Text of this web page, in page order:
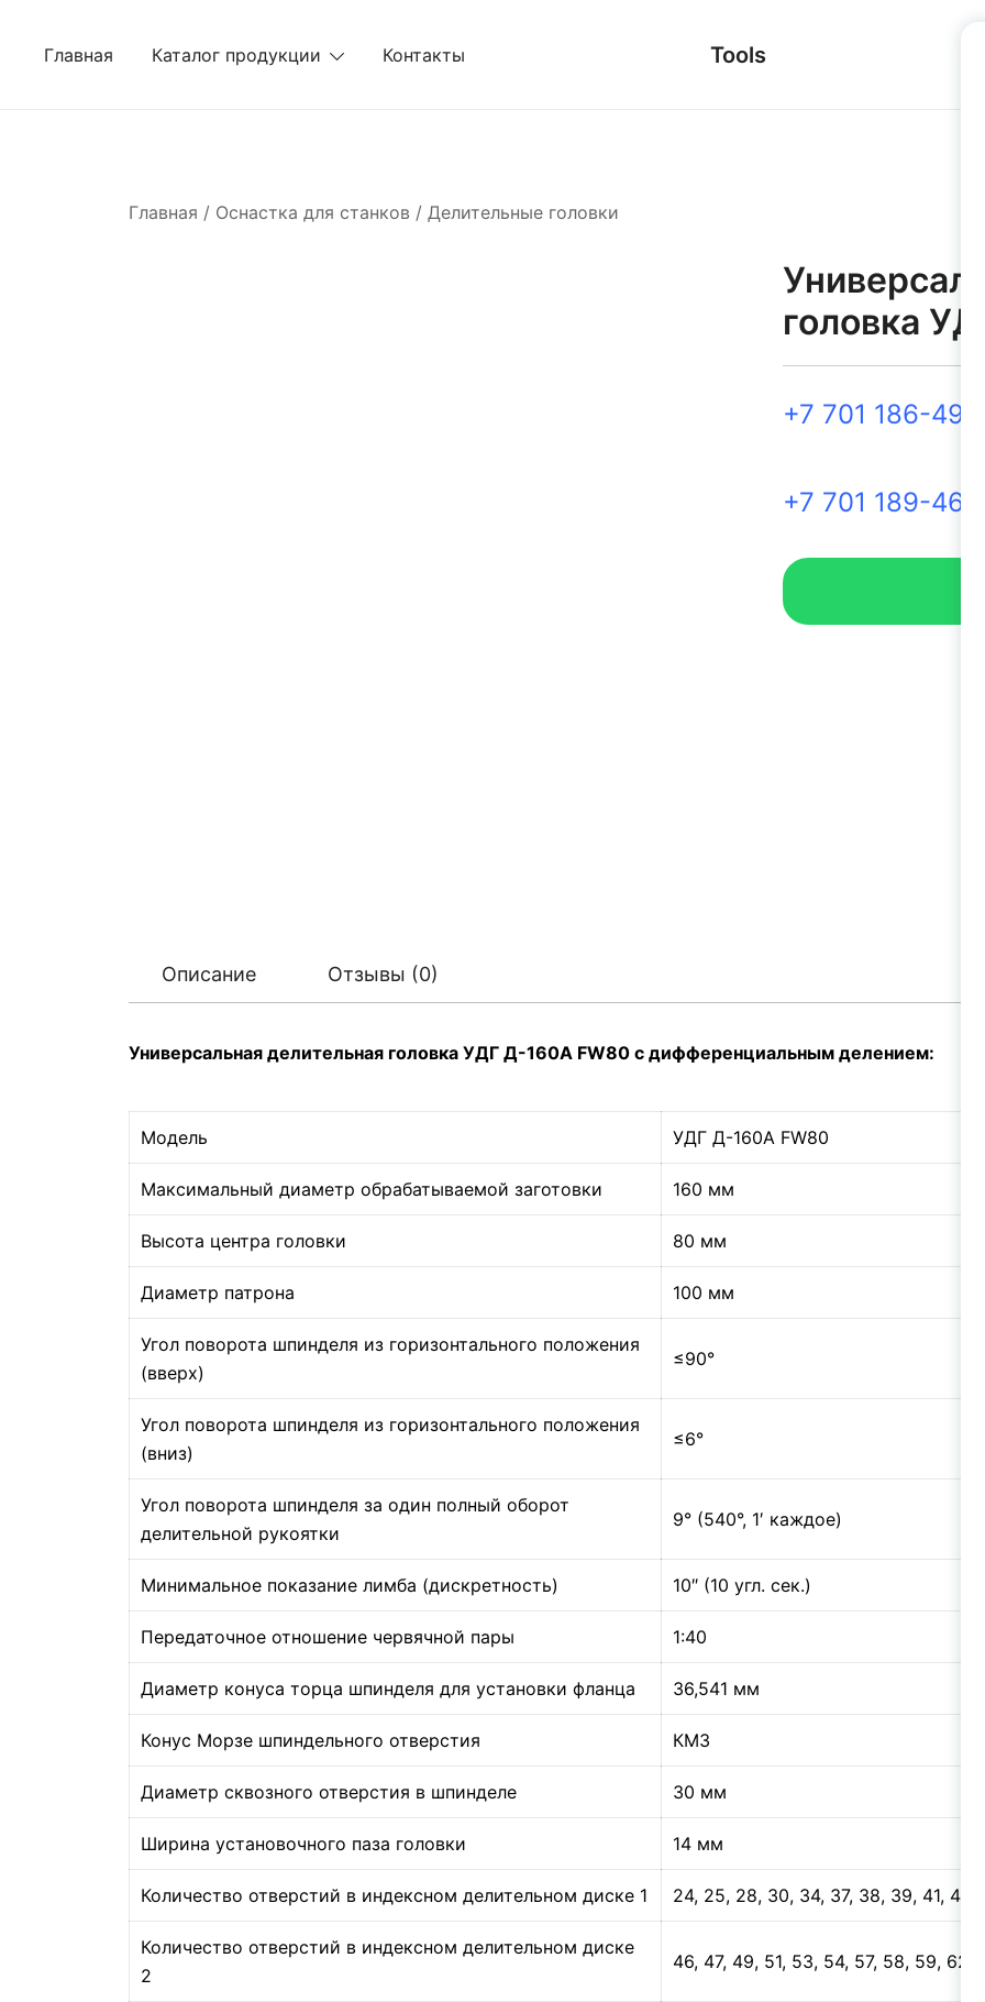
Главная Каталог продукции Контакты Tools
Главная / Оснастка для станков / Делительные головки
головка
+7 701 186-49-
+7 701 189-46-
Описание Отзывы (0)
Универсальная делительная головка УДГ Д-160А FW80 c дифференциальным делением:
Модель УДГ Д-160А FW80
Максимальный диаметр обрабатываемой заготовки 160 мм
Высота центра головки 80 мм
Диаметр патрона 100 мм
Угол поворота шпинделя из горизонтального положения
(вверх)
≤90°
Угол поворота шпинделя из горизонтального положения
(вниз)
≤6°
Угол поворота шпинделя за один полный оборот
делительной рукоятки
9° (540°, 1′ каждое)
Минимальное показание лимба (дискретность) 10″ (10 угл. сек.)
Передаточное отношение червячной пары 1:40
Диаметр конуса торца шпинделя для установки фланца 36,541 мм
Конус Морзе шпиндельного отверстия КМ3
Диаметр сквозного отверстия в шпинделе 30 мм
Ширина установочного паза головки 14 мм
Количество отверстий в индексном делительном диске 1 24, 25, 28, 30, 34, 37, 38, 39, 41, 42,
Количество отверстий в индексном делительном диске
2
46, 47, 49, 51, 53, 54, 57, 58, 59, 62,